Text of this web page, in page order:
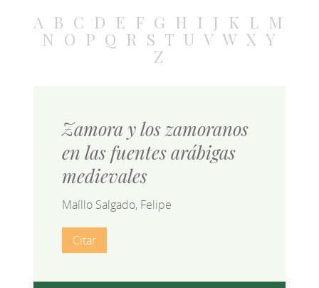
A B C D E F G H I J K L M
N O P Q R S T U V W X Y
Z
Zamora y los zamoranos
en las fuentes arábigas
medievales
Maíllo Salgado, Felipe
Citar